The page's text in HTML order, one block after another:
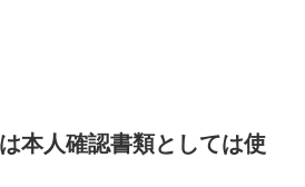
本人確認書類としては使